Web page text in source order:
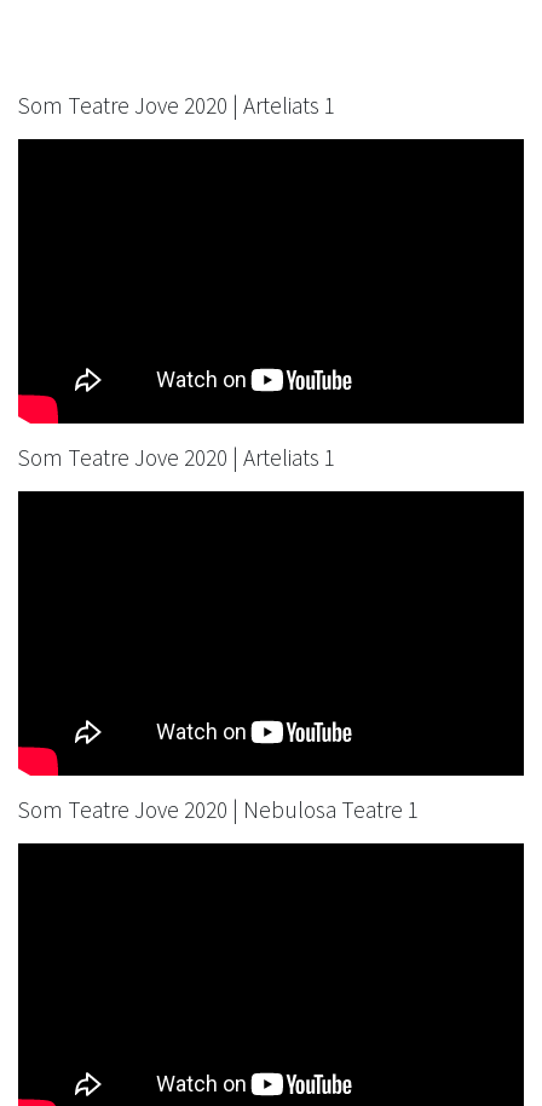
Som Teatre Jove 2020 | Arteliats 1
Som Teatre Jove 2020 | Arteliats 1
Som Teatre Jove 2020 | Nebulosa Teatre 1